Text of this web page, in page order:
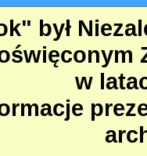
był
w